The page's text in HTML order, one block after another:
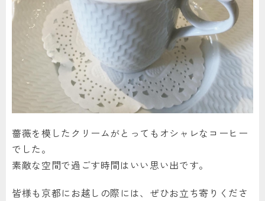
薔薇を模したクリームがとってもオシャレなコーヒー
でした。
素敵な空間で過ごす時間はいい思い出です。
皆様も京都にお越しの際には、ぜひお立ち寄りくださ